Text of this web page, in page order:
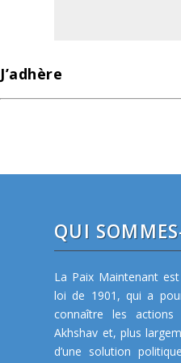
J’adhère
QUI
La Paix Maintenant
loi de 1901, qui a
connaître les actions
Akhshav et, plus
d’une solution